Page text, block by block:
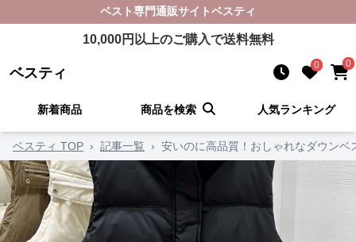
ベスト専門通販サイトベスティ
10,000円以上のご購入で送料無料
ベスティ 0 0
新着商品 商品を検索 人気ランキング
ベスティ TOP › 記事一覧 › 安いのに高品質！おしゃれなダウンベ